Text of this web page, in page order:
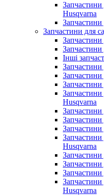
Запчастини
Husqvarna
Запчастини
Запчастини для
Запчастини
Запчастини
Інші
Запчастини
Запчастини
Запчастини
Запчастини
Husqvarna
Запчастини
Запчастини
Запчастини
Husqvarna
Запчастини
Запчастини
Запчастини
Запчастини
Husqvarna